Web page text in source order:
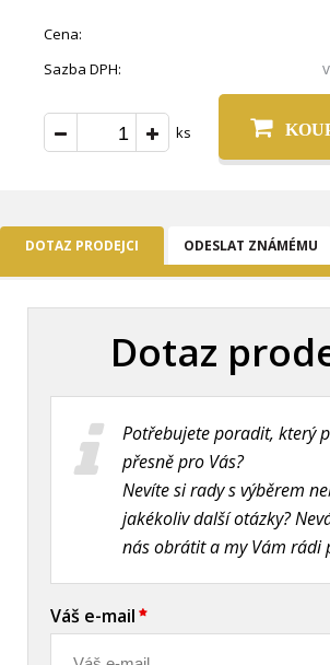
Cena:
Sazba DPH:
ks
DOTAZ PRODEJCI ODESLAT ZNÁMÉMU
Dotaz
Potřebujete poradit, který
přesně pro Vás?
Nevíte si rady s výběrem
jakékoliv další otázky?
nás obrátit a my Vám rádi
Váš e-mail